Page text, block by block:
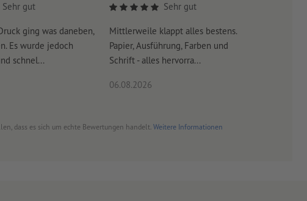
Sehr gut
ging was daneben,
Es wurde jedoch
schnel...
Sehr gut
Mittlerweile klappt alles bestens.
Papier, Ausführung, Farben und
Schrift - alles hervorra...
06.08.2026
dass es sich um echte Bewertungen handelt. Weitere Informationen